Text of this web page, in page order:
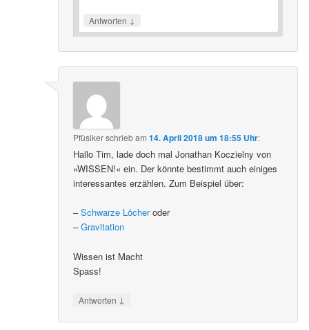
Antworten ↓
Pfüsikerschriebam14. April 2018 um 18:55 Uhr:
Hallo Tim, lade doch mal Jonathan Koczielny von
»WISSEN!« ein. Der könnte bestimmt auch einiges
interessantes erzählen. Zum Beispiel über:
–Schwarze Löcheroder
–Gravitation
Wissen ist Macht
Spass!
Antworten ↓